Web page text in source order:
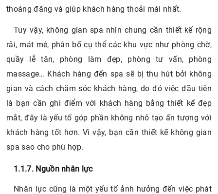
thoáng đãng và giúp khách hàng thoải mái nhất.
Tuy vậy, không gian spa nhìn chung cần thiết kế rộng
rãi, mát mẻ, phân bố cụ thể các khu vực như phòng chờ,
quầy lễ tân, phòng làm đẹp, phòng tư vấn, phòng
massage… Khách hàng đến spa sẽ bị thu hút bởi không
gian và cách chăm sóc khách hàng, do đó việc đầu tiên
là bạn cần ghi điểm với khách hàng bằng thiết kế đẹp
mắt, đây là yếu tố góp phần không nhỏ tạo ấn tượng với
khách hàng tốt hơn. Vì vậy, bạn cần thiết kế không gian
spa sao cho phù hợp.
1.1.7. Nguồn nhân lực
Nhân lực cũng là một yếu tố ảnh hưởng đến việc phát